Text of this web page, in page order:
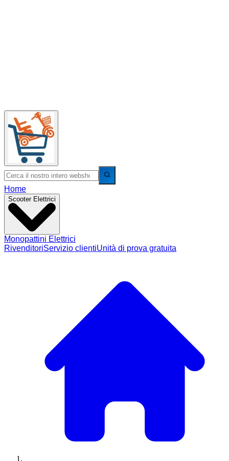
Home
Scooter Elettrici
Monopattini Elettrici
RivenditoriServizio clientiUnità di prova gratuita